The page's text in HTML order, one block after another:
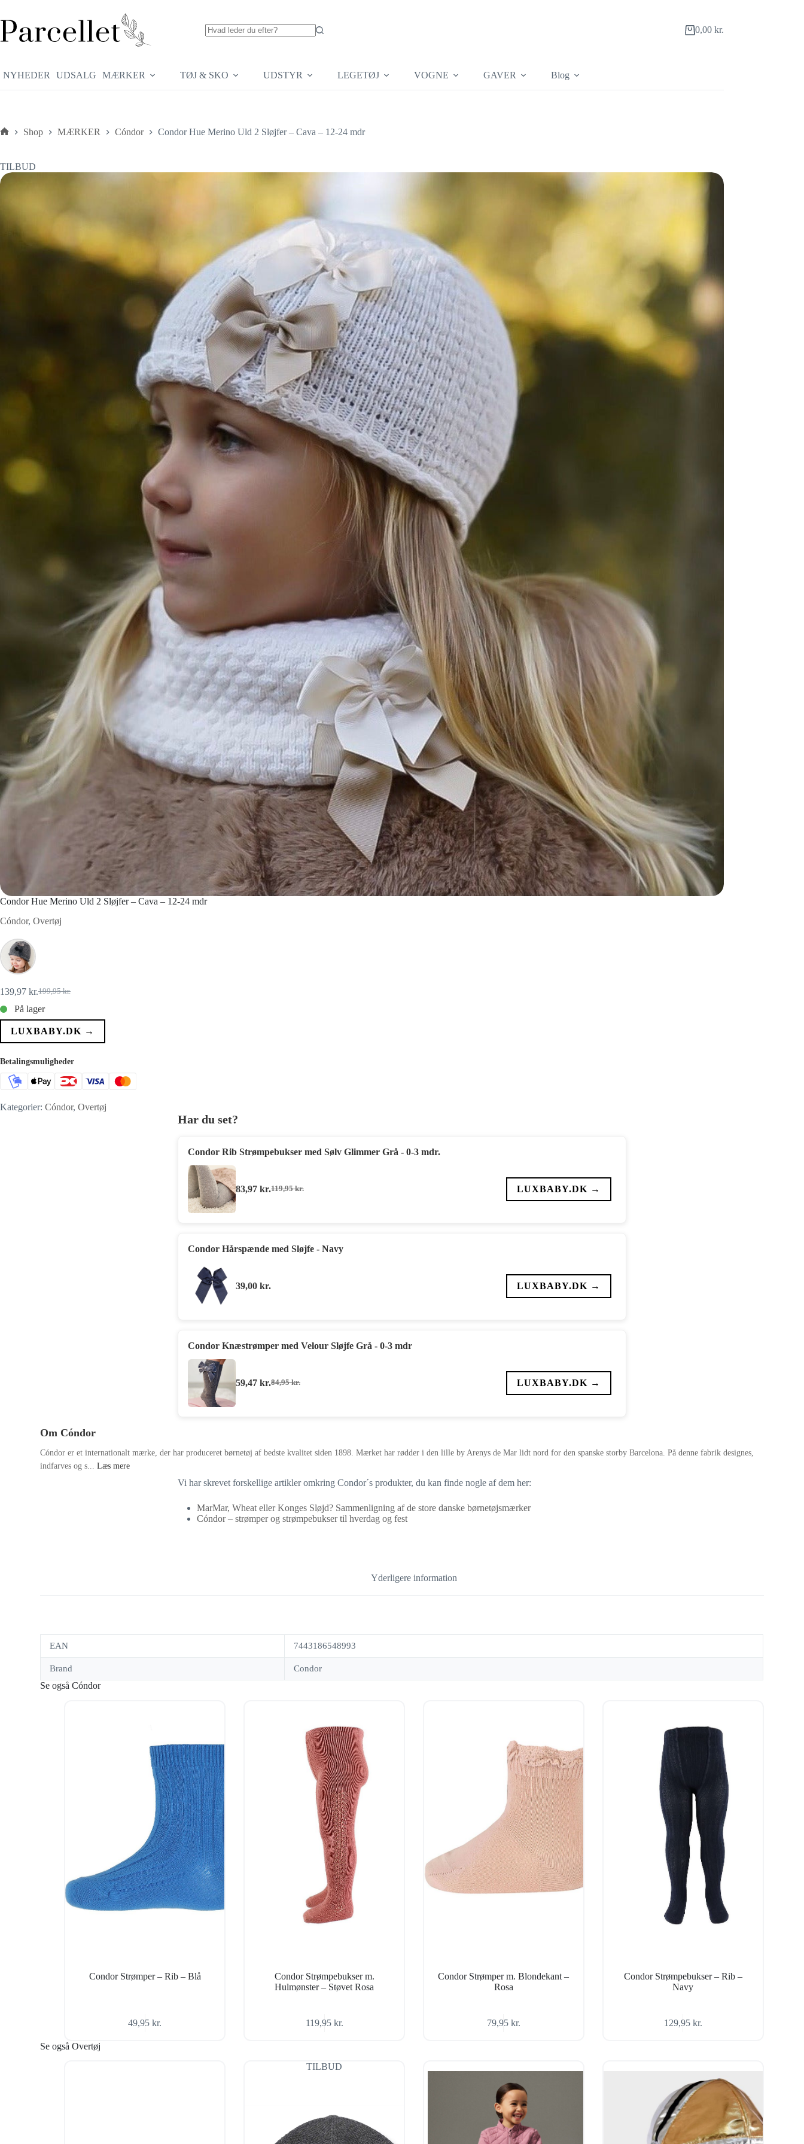
indhold
Indkøbskurv
0,00 kr.
NYHEDER UDSALG MÆRKER TØJ & SKO UDSTYR LEGETØJ VOGNE GAVER Blog
Shop MÆRKER Cóndor Condor Hue Merino Uld 2 Sløjfer – Cava – 12-24 mdr
TILBUD
Condor Hue Merino Uld 2 Sløjfer – Cava – 12-24 mdr
Cóndor, Overtøj
199,95kr.
Den
oprindelige
pris
var:
139,97 kr.Den
aktuelle
pris
er:
På lager
LUXBABY.DK →
Betalingsmuligheder
Kategorier: Cóndor, Overtøj
Har du set?
Condor Rib Strømpebukser med Sølv Glimmer Grå - 0-3 mdr.
119,95kr.
Den
83,97 kr.Den
LUXBABY.DK →
Condor Hårspænde med Sløjfe - Navy
39,00 kr. LUXBABY.DK →
Condor Knæstrømper med Velour Sløjfe Grå - 0-3 mdr
84,95kr.
Den
59,47 kr.Den
LUXBABY.DK →
Om Cóndor
Cóndor er et internationalt mærke, der har produceret børnetøj af bedste kvalitet siden 1898. Mærket har rødder i den lille by Arenys de Mar lidt nord for den spanske storby Barcelona. På denne fabrik designes,
indfarves og s...Læs mere
Vi har skrevet forskellige artikler omkring Condor´s produkter, du kan finde nogle af dem her:
MarMar, Wheat eller Konges Sløjd? Sammenligning af de store danske børnetøjsmærker
Cóndor – strømper og strømpebukser til hverdag og fest
Yderligere information
EAN 7443186548993
Brand Condor
Se også Cóndor
Condor Strømper – Rib – Blå
49,95kr.
Condor Strømpebukser m.
Hulmønster – Støvet Rosa
119,95 kr.
Condor Strømper m. Blondekant –
Rosa
79,95 kr.
Condor Strømpebukser – Rib –
Navy
129,95 kr.
Se også Overtøj
TILBUD